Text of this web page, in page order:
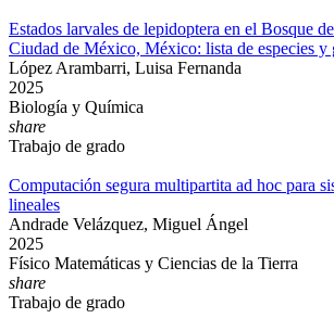
Estados larvales de lepidoptera en el Bosque
Ciudad de México, México: lista de especies y
López Arambarri, Luisa Fernanda
2025
Biología y Química
share
Trabajo de grado
Computación segura multipartita ad hoc para
lineales
Andrade Velázquez, Miguel Ángel
2025
Físico Matemáticas y Ciencias de la Tierra
share
Trabajo de grado